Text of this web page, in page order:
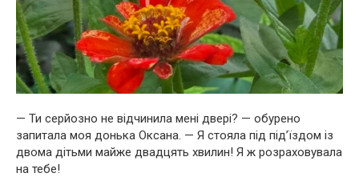
— Ти серйозно не відчинила мені двері? — обурено
запитала моя донька Оксана. — Я стояла під під’їздом із
двома дітьми майже двадцять хвилин! Я ж розраховувала
на тебе!